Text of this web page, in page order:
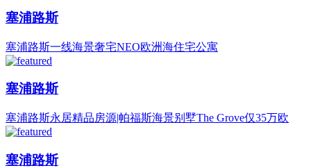
塞浦路斯
塞浦路斯一线海景奢宅NEO欧洲海住宅公寓
塞浦路斯
塞浦路斯永居精品房源|帕福斯海景别墅The Grove仅35万欧
塞浦路斯